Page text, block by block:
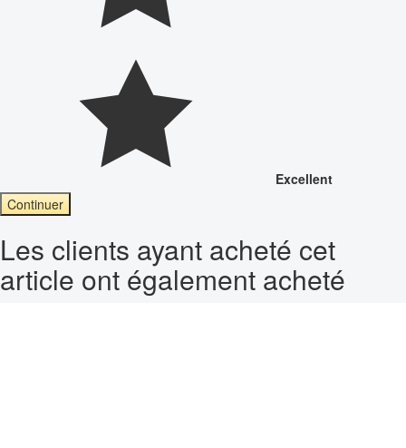
Excellent
Continuer
Les clients ayant acheté cet
article ont également acheté